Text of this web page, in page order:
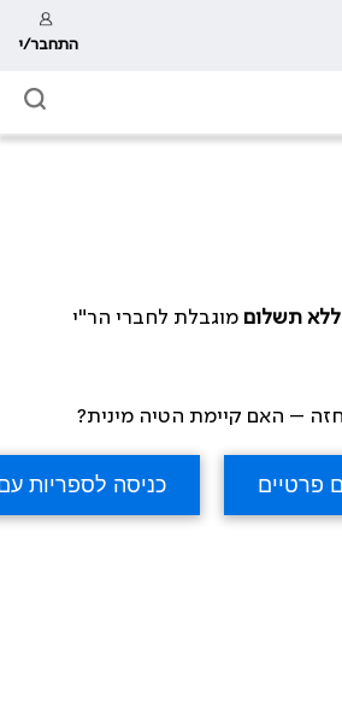
התחבר/י
ללא תשלום מוגבלת לחברי הר"י
– האם קיימת הטיה מינית?